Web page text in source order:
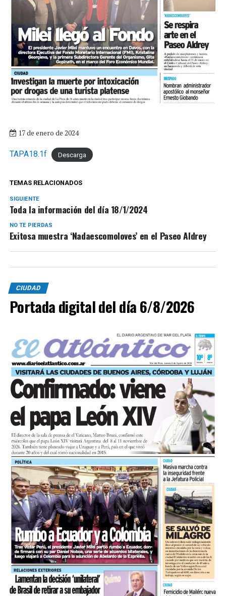
17 de enero de 2024
TAPA18.1f Descarga
TEMAS RELACIONADOS
SIGUIENTE
Toda la información del día 18/1/2024
NO TE PIERDAS
Exitosa muestra ‘Nadaescomoloves’ en el Paseo Aldrey
CIUDAD
Portada digital del día 6/8/2026